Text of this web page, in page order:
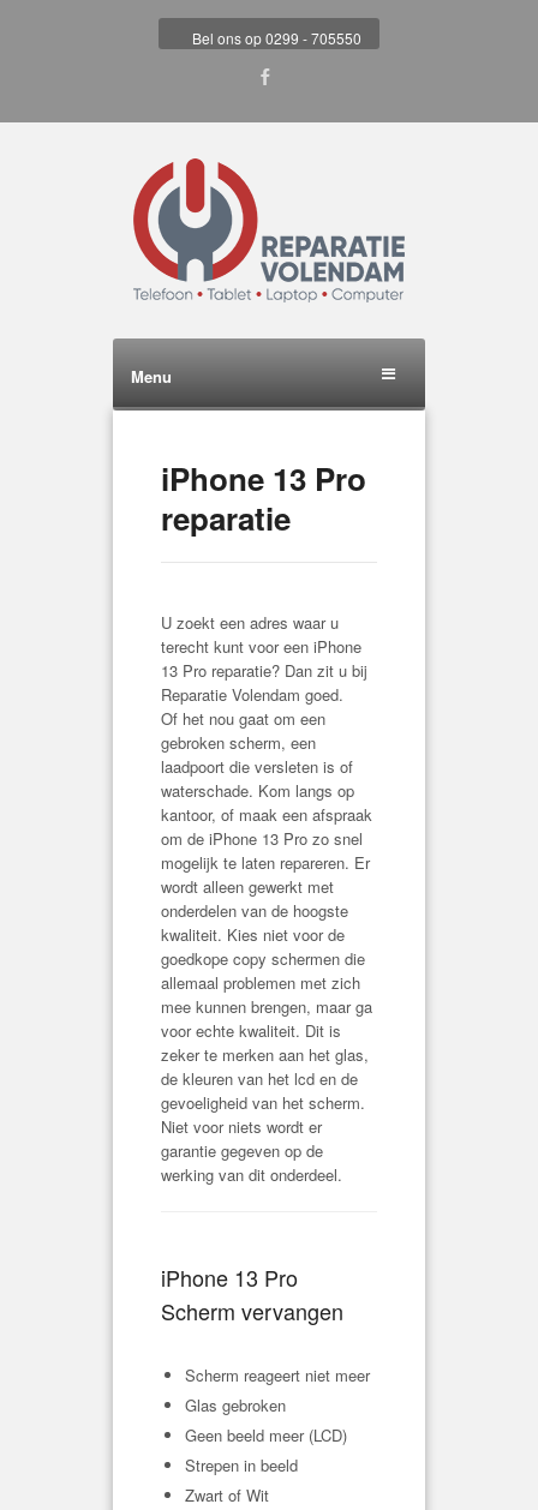
Bel ons op 0299 - 705550
Menu
iPhone 13 Pro
reparatie
U zoekt een adres waar u
terecht kunt voor een iPhone
13 Pro reparatie? Dan zit u bij
Reparatie Volendam goed.
Of het nou gaat om een
gebroken scherm, een
laadpoort die versleten is of
waterschade. Kom langs op
kantoor, of maak een afspraak
om de iPhone 13 Pro zo snel
mogelijk te laten repareren. Er
wordt alleen gewerkt met
onderdelen van de hoogste
kwaliteit. Kies niet voor de
goedkope copy schermen die
allemaal problemen met zich
mee kunnen brengen, maar ga
voor echte kwaliteit. Dit is
zeker te merken aan het glas,
de kleuren van het lcd en de
gevoeligheid van het scherm.
Niet voor niets wordt er
garantie gegeven op de
werking van dit onderdeel.
iPhone 13 Pro
Scherm vervangen
Scherm reageert niet meer
Glas gebroken
Geen beeld meer (LCD)
Strepen in beeld
Zwart of Wit